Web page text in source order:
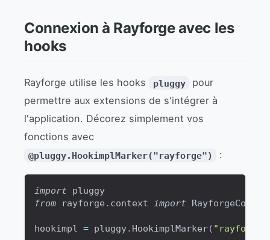
Connexion à Rayforge avec les
hooks
Rayforge utilise les hooks pluggy
pour
permettre aux extensions de s'intégrer à
l'application. Décorez simplement vos
fonctions avec
@pluggy.HookimplMarker("rayforge") :
import pluggy
from rayforge . context import
hookimpl = pluggy. HookimplMarker( "rayforge"